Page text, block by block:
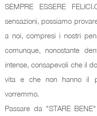
SEMPRE ESSERE
sensazioni, possiamo
a noi, compresi i nostri
comunque, nonostante
intense, consapevoli che il
vita e che non hanno il
vorremmo.
Passare da "STARE